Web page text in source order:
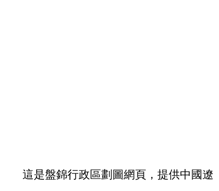
這是盤錦行政區劃圖網頁，提供中國遼